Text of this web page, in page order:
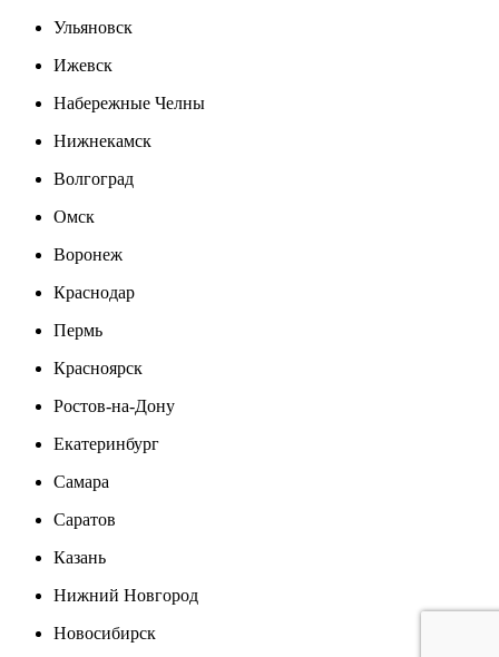
Ульяновск
Ижевск
Набережные Челны
Нижнекамск
Волгоград
Омск
Воронеж
Краснодар
Пермь
Красноярск
Ростов-на-Дону
Екатеринбург
Самара
Саратов
Казань
Нижний Новгород
Новосибирск